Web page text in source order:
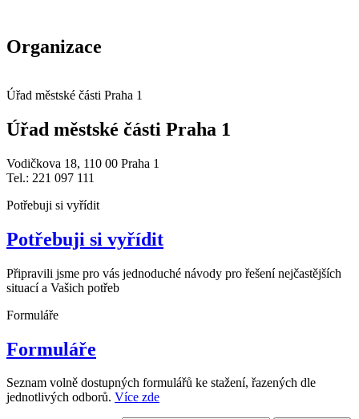
Organizace
Úřad městské části Praha 1
Úřad městské části Praha 1
Vodičkova 18, 110 00 Praha 1
Tel.: 221 097 111
Potřebuji si vyřídit
Potřebuji si vyřídit
Připravili jsme pro vás jednoduché návody pro řešení nejčastějších
situací a Vašich potřeb
Formuláře
Formuláře
Seznam volně dostupných formulářů ke stažení, řazených dle
jednotlivých odborů. Více zde